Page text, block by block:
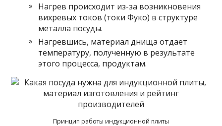
Нагрев происходит из-за возникновения
вихревых токов (токи Фуко) в структуре
металла посуды.
Нагревшись, материал днища отдает
температуру, полученную в результате
этого процесса, продуктам.
Принцип работы индукционной плиты